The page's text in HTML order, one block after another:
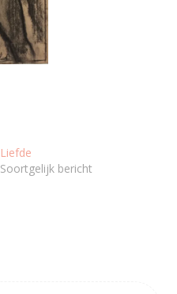
Liefde
Soortgelijk bericht